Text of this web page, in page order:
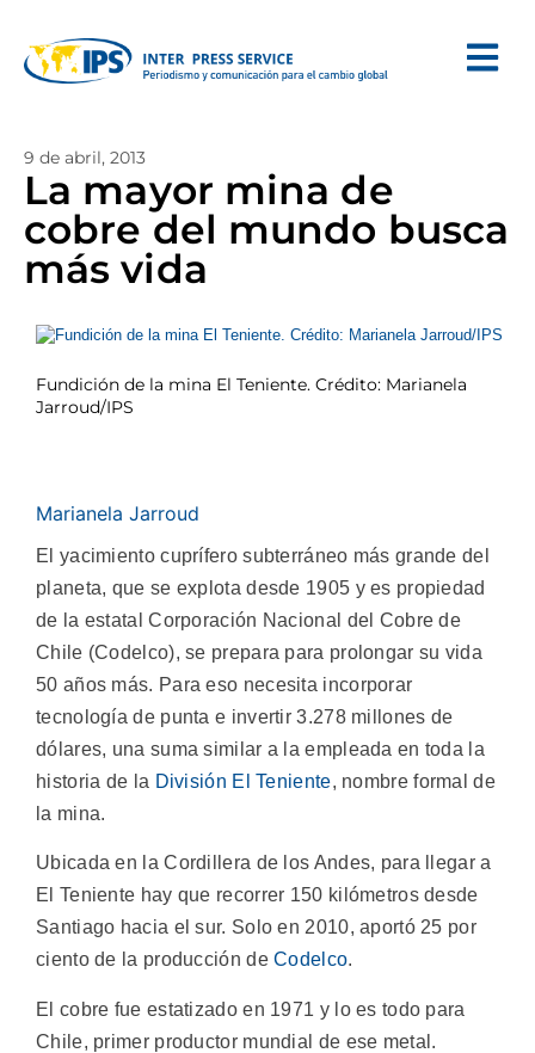
9 de abril, 2013
La mayor mina de
cobre del mundo busca
más vida
Fundición de la mina El Teniente. Crédito: Marianela
Jarroud/IPS
Marianela Jarroud
El yacimiento cuprífero subterráneo más grande del
planeta, que se explota desde 1905 y es propiedad
de la estatal Corporación Nacional del Cobre de
Chile (Codelco), se prepara para prolongar su vida
50 años más. Para eso necesita incorporar
tecnología de punta e invertir 3.278 millones de
dólares, una suma similar a la empleada en toda la
historia de la División El Teniente, nombre formal de
la mina.
Ubicada en la Cordillera de los Andes, para llegar a
El Teniente hay que recorrer 150 kilómetros desde
Santiago hacia el sur. Solo en 2010, aportó 25 por
ciento de la producción deCodelco.
El cobre fue estatizado en 1971 y lo es todo para
Chile, primer productor mundial de ese metal.